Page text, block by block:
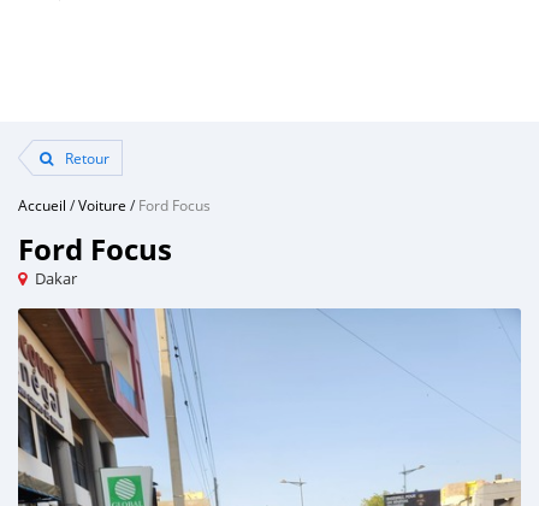
Retour
Accueil /Voiture /Ford Focus
Ford Focus
Dakar